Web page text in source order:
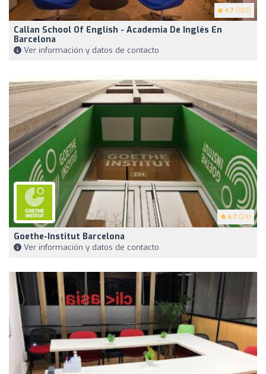
4.7 (180)
Callan School Of English - Academia De Inglés En
Barcelona
Ver información y datos de contacto
4.7 (29)
Goethe-Institut Barcelona
Ver información y datos de contacto